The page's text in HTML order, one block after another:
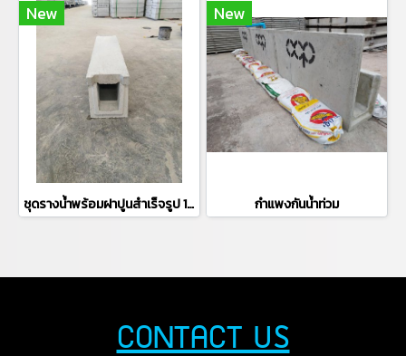
New
ชุดรางน้ำพร้อมฝาปูนสำเร็จรูป 10 cm 预制混凝土排水槽带槽盖 10厘米
New
กำแพงกันน้ำท่วม
CONTACT US